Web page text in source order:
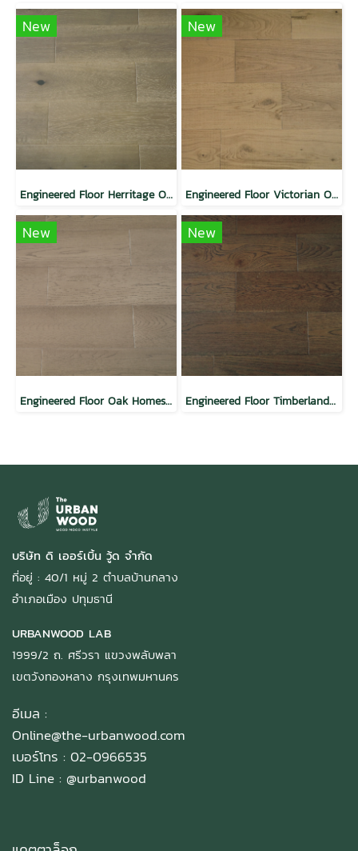
New
Engineered Floor Herritage Oak
New
Engineered Floor Victorian Oak
New
Engineered Floor Oak Homestead
New
Engineered Floor Timberland Oak
บริษัท ดิ เออร์เบิ้น วู้ด จำกัด
ที่อยู่ : 40/1 หมู่ 2 ตำบลบ้านกลาง
อำเภอเมือง ปทุมธานี
URBANWOOD LAB
1999/2 ถ. ศรีวรา แขวงพลับพลา
เขตวังทองหลาง กรุงเทพมหานคร
อีเมล :
Online@the-urbanwood.com
เบอร์โทร : 02-0966535
ID Line : @urbanwood